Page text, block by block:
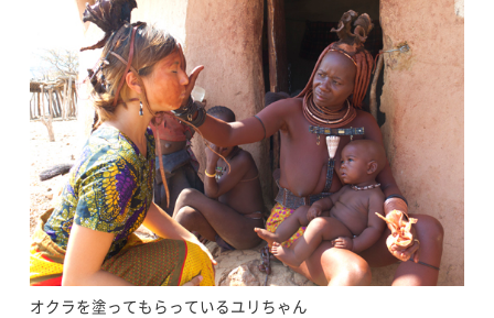
オクラを塗ってもらっているユリちゃん